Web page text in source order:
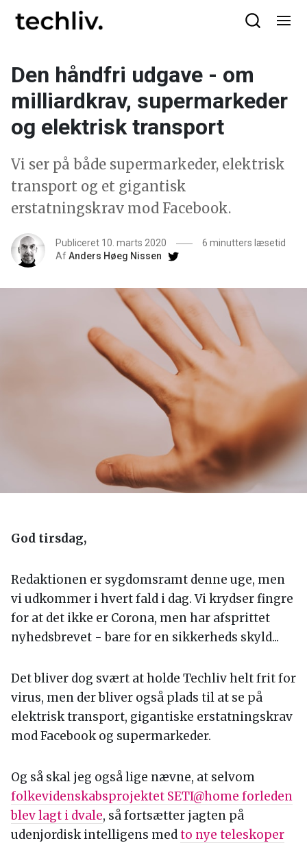
Den håndfri udgave - om
milliardkrav, supermarkeder
og elektrisk transport
Vi ser på både supermarkeder, elektrisk
transport og et gigantisk
erstatningskrav mod Facebook.
Publiceret 10. marts 2020
6 minutters læsetid
AfAnders Høeg Nissen
God tirsdag,
Redaktionen er sygdomsramt denne uge, men
vi udkommer i hvert fald i dag. Vi krydser fingre
for at det ikke er Corona, men har afsprittet
nyhedsbrevet - bare for en sikkerheds skyld...
Det bliver dog svært at holde Techliv helt frit for
virus, men der bliver også plads til at se på
elektrisk transport, gigantiske erstatningskrav
mod Facebook og supermarkeder.
Og så skal jeg også lige nævne, at selvom
folkevidenskabsprojektet SETI@home forleden
blev lagt i dvale, så fortsætter jagten på
udenjordisk intelligens medto nye teleskoper